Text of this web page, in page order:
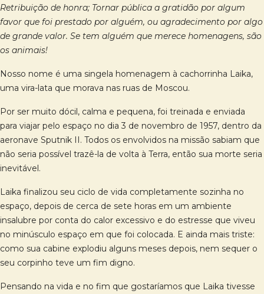
Retribuição de honra; Tornar pública a gratidão por algum
favor que foi prestado por alguém, ou agradecimento por algo
de grande valor. Se tem alguém que merece homenagens, são
os animais!
Nosso nome é uma singela homenagem à cachorrinha Laika,
uma vira-lata que morava nas ruas de Moscou.
Por ser muito dócil, calma e pequena, foi treinada e enviada
para viajar pelo espaço no dia 3 de novembro de 1957, dentro da
aeronave Sputnik II. Todos os envolvidos na missão sabiam que
não seria possível trazê-la de volta à Terra, então sua morte seria
inevitável.
Laika finalizou seu ciclo de vida completamente sozinha no
espaço, depois de cerca de sete horas em um ambiente
insalubre por conta do calor excessivo e do estresse que viveu
no minúsculo espaço em que foi colocada. E ainda mais triste:
como sua cabine explodiu alguns meses depois, nem sequer o
seu corpinho teve um fim digno.
Pensando na vida e no fim que gostaríamos que Laika tivesse